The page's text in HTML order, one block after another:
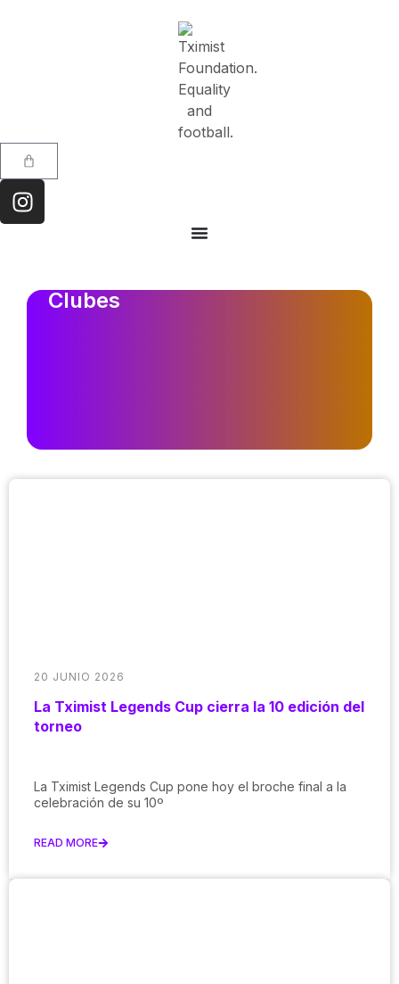
Clubes
20 JUNIO 2026
La Tximist Legends Cup cierra la 10 edición del
torneo
La Tximist Legends Cup pone hoy el broche final a la
celebración de su 10º
READ MORE